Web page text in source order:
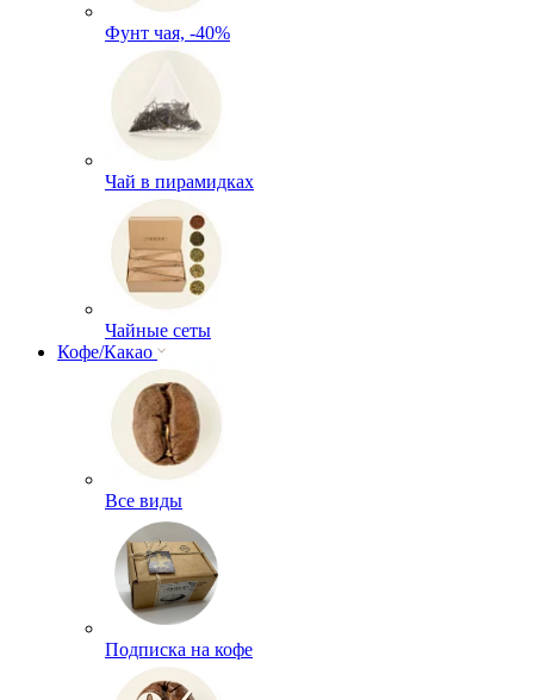
Фунт чая, -40%
Чай в пирамидках
Чайные сеты
Кофе/Какао
Все виды
Подписка на кофе